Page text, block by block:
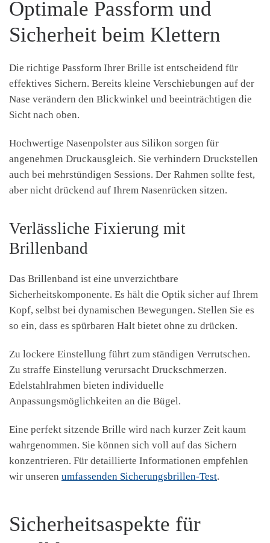
Optimale Passform und
Sicherheit beim Klettern
Die richtige Passform Ihrer Brille ist entscheidend für
effektives Sichern. Bereits kleine Verschiebungen auf der
Nase verändern den Blickwinkel und beeinträchtigen die
Sicht nach oben.
Hochwertige Nasenpolster aus Silikon sorgen für
angenehmen Druckausgleich. Sie verhindern Druckstellen
auch bei mehrstündigen Sessions. Der Rahmen sollte fest,
aber nicht drückend auf Ihrem Nasenrücken sitzen.
Verlässliche Fixierung mit
Brillenband
Das Brillenband ist eine unverzichtbare
Sicherheitskomponente. Es hält die Optik sicher auf Ihrem
Kopf, selbst bei dynamischen Bewegungen. Stellen Sie es
so ein, dass es spürbaren Halt bietet ohne zu drücken.
Zu lockere Einstellung führt zum ständigen Verrutschen.
Zu straffe Einstellung verursacht Druckschmerzen.
Edelstahlrahmen bieten individuelle
Anpassungsmöglichkeiten an die Bügel.
Eine perfekt sitzende Brille wird nach kurzer Zeit kaum
wahrgenommen. Sie können sich voll auf das Sichern
konzentrieren. Für detaillierte Informationen empfehlen
wir unseren umfassenden Sicherungsbrillen-Test.
Sicherheitsaspekte für